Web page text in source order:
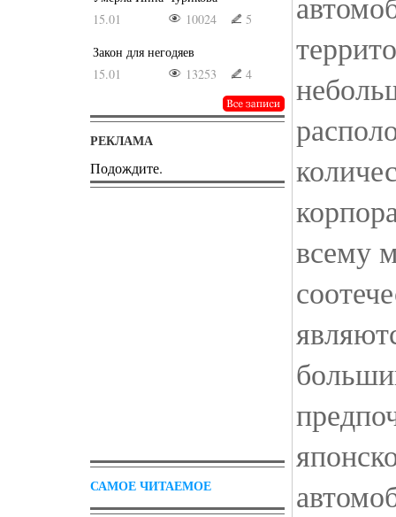
15.01
10024
5
Закон для негодяев
15.01
13253 4
РЕКЛАМА
Подождите.
САМОЕ ЧИТАЕМОЕ
всему